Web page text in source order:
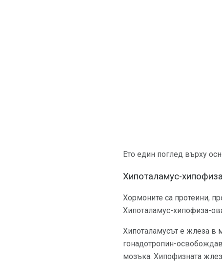
Ето един поглед върху
Хипоталамус-
Хормоните са протеини,
Хипоталамус-хипофиза-
Хипоталамусът е жлеза в
гонадотропин-
мозъка. Хипофизната